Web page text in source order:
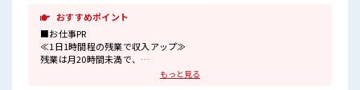
おすすめポイント
■お仕事PR
≪1日1時間程の残業で収入アップ≫
残業は月20時間未満で、
もっと見る